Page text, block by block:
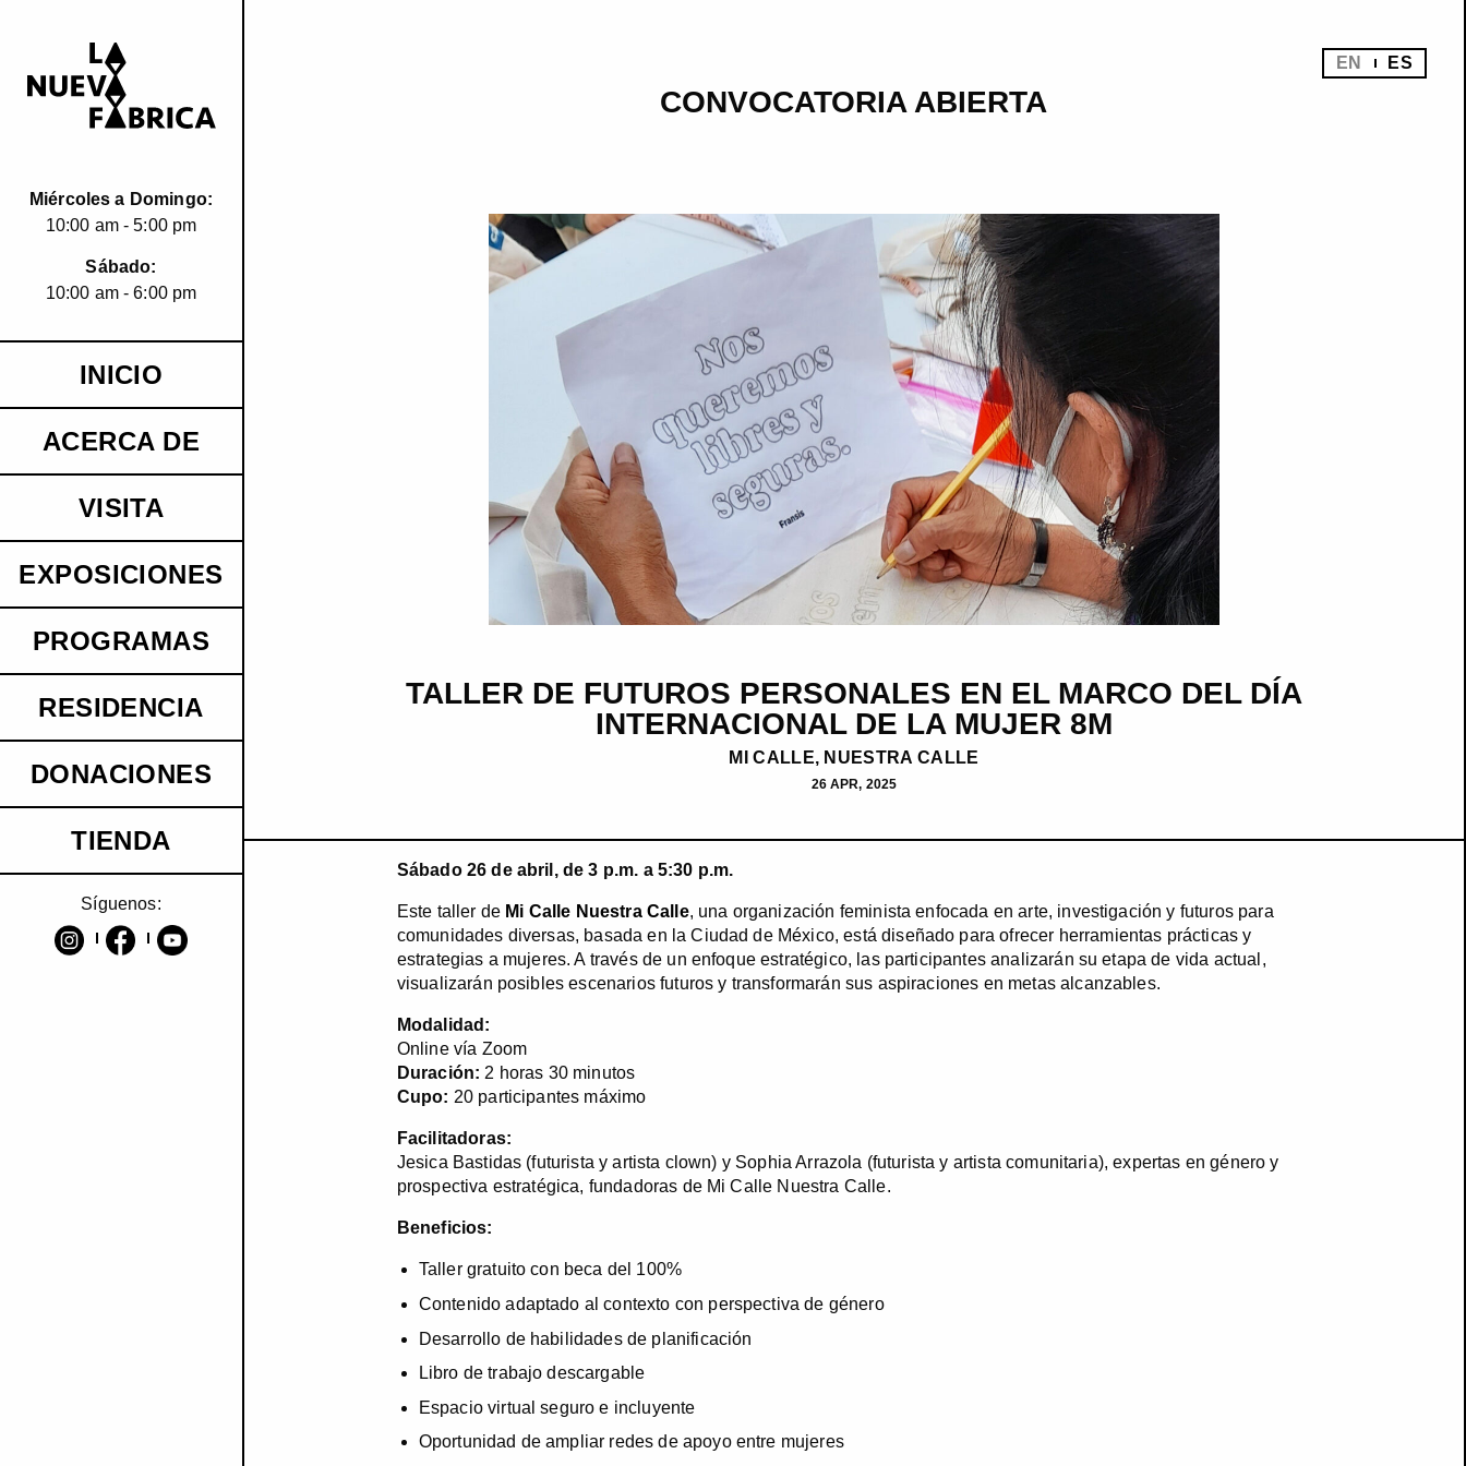
EN ES
Miércoles a Domingo:
10:00 am - 5:00 pm
Sábado:
10:00 am - 6:00 pm
INICIO
ACERCA DE
VISITA
EXPOSICIONES
PROGRAMAS
RESIDENCIA
DONACIONES
TIENDA
Síguenos:
CONVOCATORIA ABIERTA
TALLER DE FUTUROS PERSONALES EN EL MARCO DEL DÍA
INTERNACIONAL DE LA MUJER 8M
MI CALLE, NUESTRA CALLE
26 APR, 2025
Sábado 26 de abril, de 3 p.m. a 5:30 p.m.
Este taller de Mi Calle Nuestra Calle, una organización feminista enfocada en arte, investigación y futuros para
comunidades diversas, basada en la Ciudad de México, está diseñado para ofrecer herramientas prácticas y
estrategias a mujeres. A través de un enfoque estratégico, las participantes analizarán su etapa de vida actual,
visualizarán posibles escenarios futuros y transformarán sus aspiraciones en metas alcanzables.
Modalidad:
Online vía Zoom
Duración: 2 horas 30 minutos
Cupo: 20 participantes máximo
Facilitadoras:
Jesica Bastidas (futurista y artista clown) y Sophia Arrazola (futurista y artista comunitaria), expertas en género y
prospectiva estratégica, fundadoras de Mi Calle Nuestra Calle.
Beneficios:
Taller gratuito con beca del 100%
Contenido adaptado al contexto con perspectiva de género
Desarrollo de habilidades de planificación
Libro de trabajo descargable
Espacio virtual seguro e incluyente
Oportunidad de ampliar redes de apoyo entre mujeres